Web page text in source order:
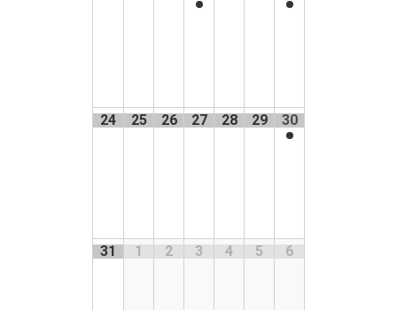
24 25 26 27 28 29 30
31 1 2 3 4 5 6